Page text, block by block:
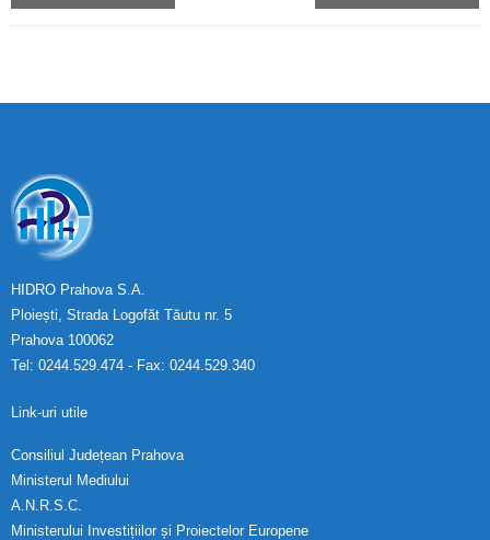
HIDRO Prahova S.A.
Ploiești, Strada Logofăt Tăutu nr. 5
Prahova 100062
Tel: 0244.529.474 - Fax: 0244.529.340
Link-uri utile
Consiliul Județean Prahova
Ministerul Mediului
A.N.R.S.C.
Ministerului Investițiilor și Proiectelor Europene